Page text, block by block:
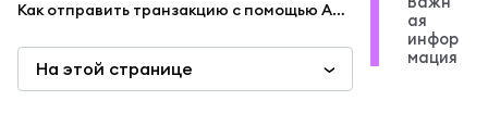
Больше web3
Как отправить транзакцию с помощью Account Management Snaps
На этой странице
ая
инфор
мация